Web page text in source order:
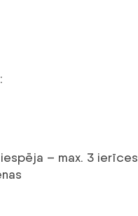
:
– max. 3 ierīces